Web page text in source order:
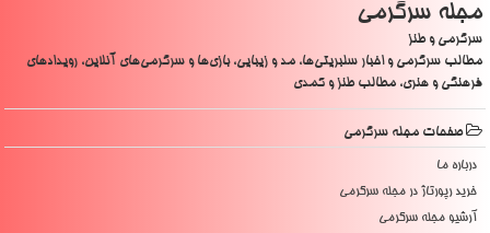
مجله سرگرمی
سرگرمی و طنز
مطالب سرگرمی و اخبار سلبریتی‌ها، مد و زیبایی، بازی‌ها و سرگرمی‌های آنلاین، رویدادهای
فرهنگی و هنری، مطالب طنز و کمدی
صفحات مجله سرگرمی
درباره ما
خرید رپورتاژ در مجله سرگرمی
آرشیو مجله سرگرمی